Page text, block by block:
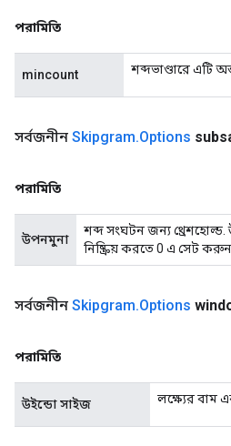
পরামিতি
mincount শব্দভাণ্ডারে এটি
সর্বজনীন Skipgram.Options
পরামিতি
উপনমুনা
শব্দ সংঘটন জন্য
নিষ্ক্রিয় করতে 0 এ সেট
সর্বজনীন Skipgram.Options
পরামিতি
উইন্ডো সাইজ লক্ষ্যের বাম